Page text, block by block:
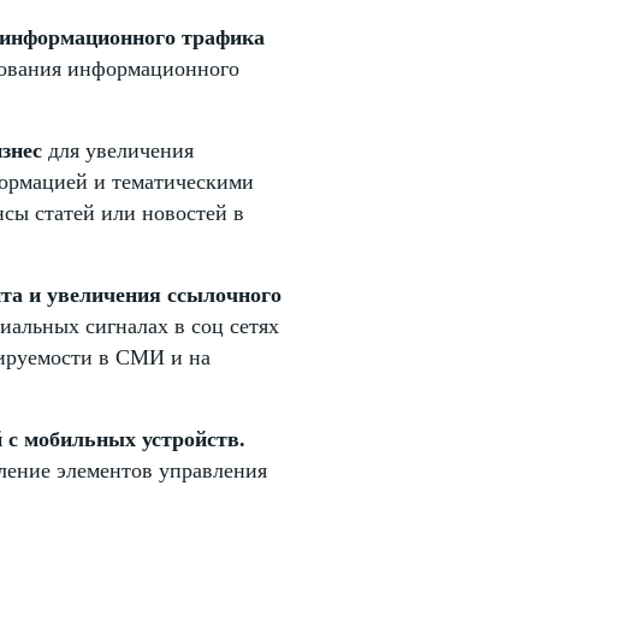
трафика
информационного
для увеличения
и тематическими
статей или новостей в
и увеличения ссылочного
сигналах в соц сетях
в СМИ и на
мобильных устройств.
элементов управления